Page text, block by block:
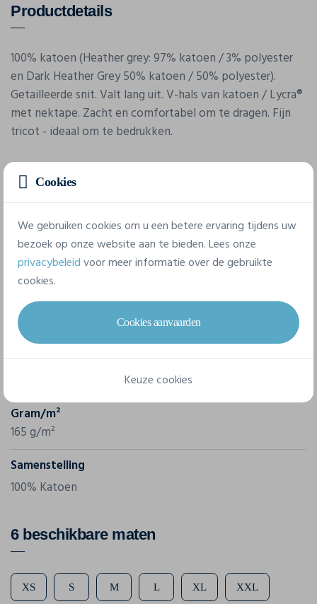
Productdetails
100% katoen (Heather grey: 97% katoen / 3% polyester
en Dark Heather Grey 50% katoen / 50% polyester).
Getailleerde snit. Valt lang uit. V-hals van katoen / Lycra®
met nektape. Zacht en comfortabel om te dragen. Fijn
tricot - ideaal om te bedrukken.
Eigenschappen
Merk
Fol
Referentie
Gram/m²
165 g/m²
Samenstelling
100% Katoen
6 beschikbare maten
XS S M L XL XXL
Cookies
We gebruiken cookies om u een betere ervaring tijdens uw
bezoek op onze website aan te bieden. Lees onze
privacybeleidvoor meer informatie over de gebruikte
cookies.
Cookies aanvaarden
Keuze cookies